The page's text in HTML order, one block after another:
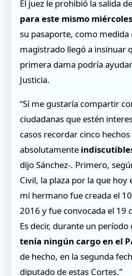
El juez le prohibió la salida
para este mismo miércoles
su pasaporte, como medida
magistrado llegó a insinuar
primera dama podría
Justicia.
“Sí me gustaría compartir
ciudadanas que estén
casos recordar cinco
absolutamente
dijo Sánchez-. Primero,
Civil, la plaza por la que hoy
mi hermano fue creada el
2016 y fue convocada el 19
Es decir, durante un período
tenía ningún cargo en el
de hecho, en la segunda
diputado de estas Cortes.”